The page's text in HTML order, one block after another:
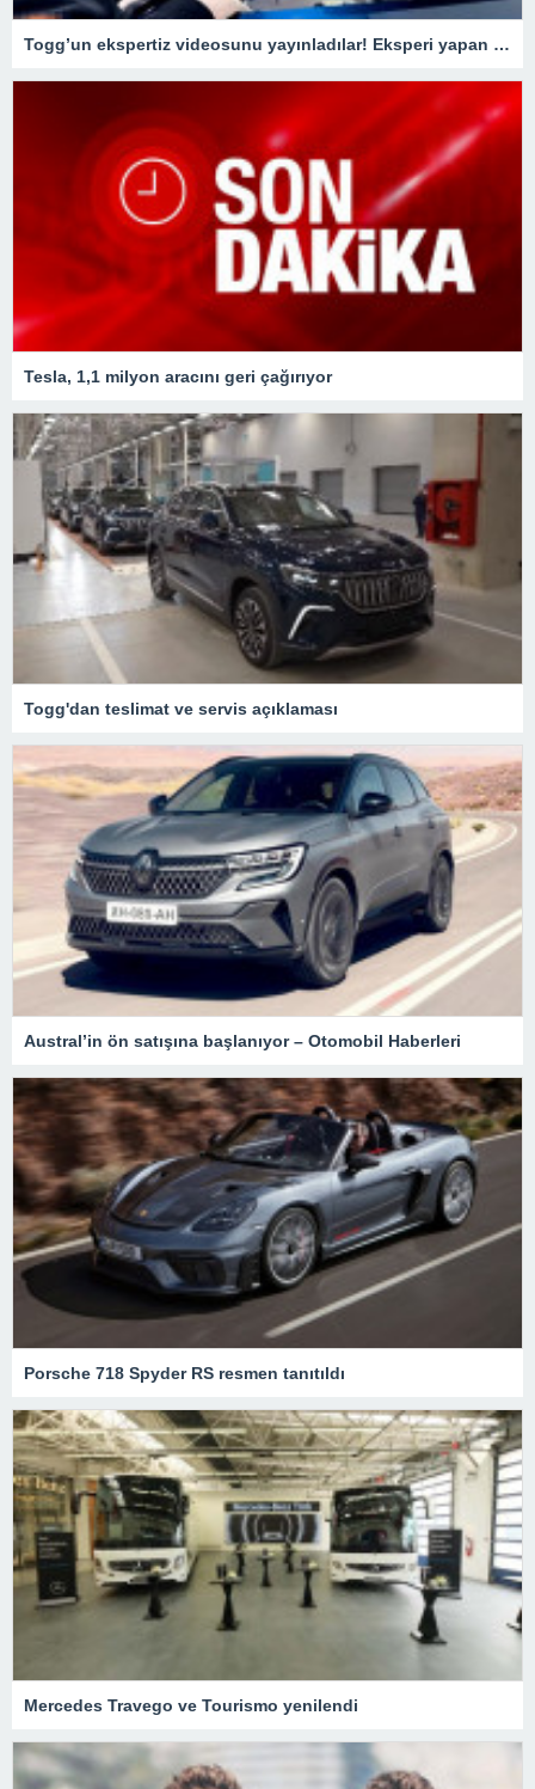
Togg’un ekspertiz videosunu yayınladılar! Eksperi yapan usta o detay karşısında şaştı kaldı
Tesla, 1,1 milyon aracını geri çağırıyor
Togg'dan teslimat ve servis açıklaması
Austral’in ön satışına başlanıyor – Otomobil Haberleri
Porsche 718 Spyder RS resmen tanıtıldı
Mercedes Travego ve Tourismo yenilendi